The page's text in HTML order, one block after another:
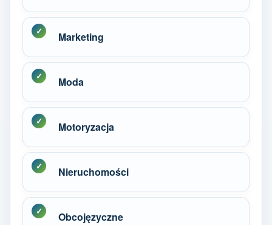
Marketing
Moda
Motoryzacja
Nieruchomości
Obcojęzyczne